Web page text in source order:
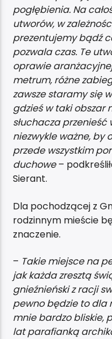
pogłębienia. Na
utworów, w
prezentujemy bądź
pozwala czas. Te
oprawie
metrum, różne
zawsze staramy się
gdzieś w taki obszar
słuchacza
niezwykle ważne, by
przede wszystkim
duchowe–
Sierant.
Dla pochodzącej z
rodzinnym mieście
znaczenie.
– Takie miejsce na
jak każda zresztą
gnieźnieński z racji
pewno będzie to dla
mnie bardzo bliskie,
lat parafianką